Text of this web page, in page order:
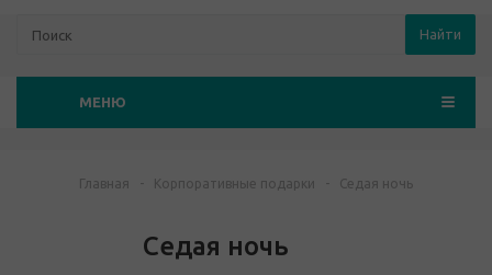
Найти
МЕНЮ
Главная - Корпоративные подарки - Седая ночь
Седая ночь